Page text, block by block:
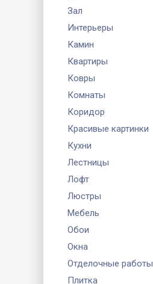
Зал
Интерьеры
Камин
Квартиры
Ковры
Комнаты
Коридор
Красивые картинки
Кухни
Лестницы
Лофт
Люстры
Мебель
Обои
Окна
Отделочные работы
Плитка